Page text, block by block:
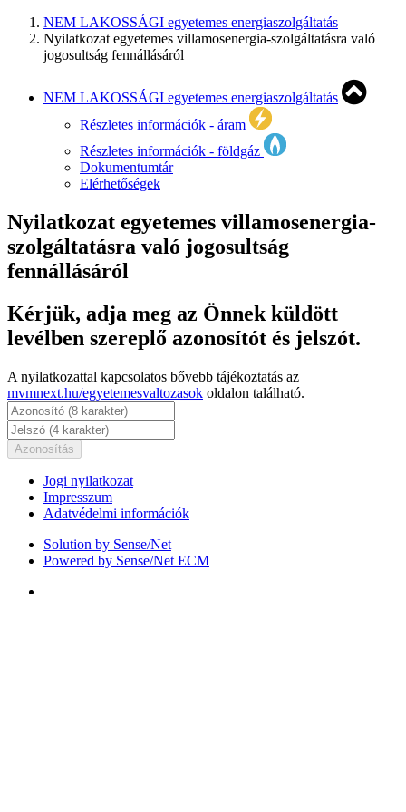
NEM LAKOSSÁGI egyetemes energiaszolgáltatás
Nyilatkozat egyetemes villamosenergia-szolgáltatásra való
jogosultság fennállásáról
NEM LAKOSSÁGI egyetemes energiaszolgáltatás
Részletes információk - áram
Részletes információk - földgáz
Dokumentumtár
Elérhetőségek
Nyilatkozat egyetemes villamosenergia-
szolgáltatásra való jogosultság
fennállásáról
Kérjük, adja meg az Önnek küldött
levélben szereplő azonosítót és jelszót.
A nyilatkozattal kapcsolatos bővebb tájékoztatás az
mvmnext.hu/egyetemesvaltozasok oldalon található.
Azonosítás
Jogi nyilatkozat
Impresszum
Adatvédelmi információk
Solution by Sense/Net
Powered by Sense/Net ECM